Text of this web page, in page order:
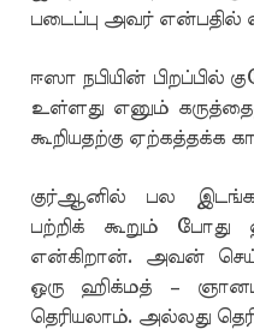
படைப்பு அவர் என்பதில்
ஈஸா நபியின் பிறப்பில்
உள்ளது எனும்
கூறியதற்கு
குர்ஆனில் பல
பற்றிக் கூறும்
என்கிறான். அவன்
ஒரு ஹிக்மத் – ஞானம்
தெரியலாம். அல்லது